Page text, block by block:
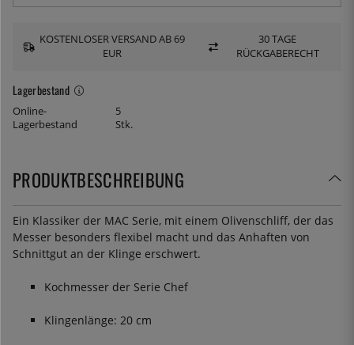
Lagerbestand
Online-
Lagerbestand
5
Stk.
KOSTENLOSER VERSAND AB 69
EUR
30 TAGE
RÜCKGABERECHT
PRODUKTBESCHREIBUNG
Ein Klassiker der MAC Serie, mit einem Olivenschliff, der das
Messer besonders flexibel macht und das Anhaften von
Schnittgut an der Klinge erschwert.
Kochmesser der Serie Chef
Klingenlänge: 20 cm